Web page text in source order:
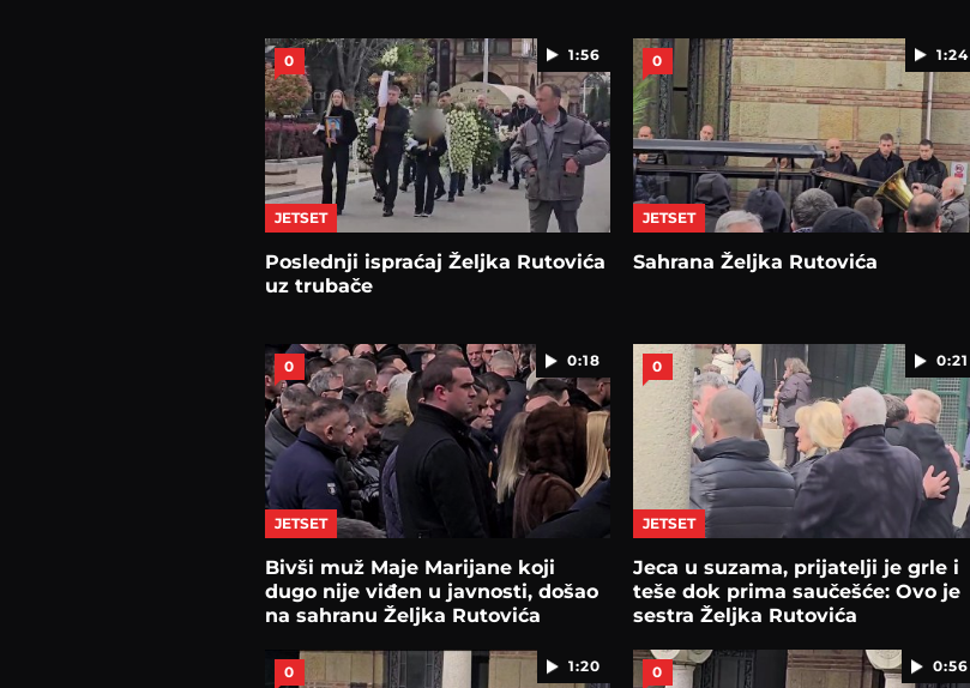
1:56
0
JETSET
Poslednji ispraćaj Željka Rutovića
uz trubače
1:24
0
JETSET
Sahrana Željka Rutovića
0:18
0
JETSET
Bivši muž Maje Marijane koji
dugo nije viđen u javnosti, došao
na sahranu Željka Rutovića
0:21
0
JETSET
Jeca u suzama, prijatelji je grle i
teše dok prima saučešće: Ovo je
sestra Željka Rutovića
1:20
0 0:56
0